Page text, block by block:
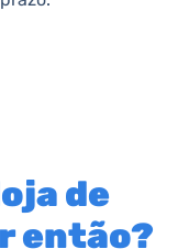
de
então?